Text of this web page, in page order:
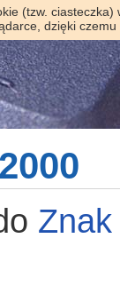
(tzw.
dzięki